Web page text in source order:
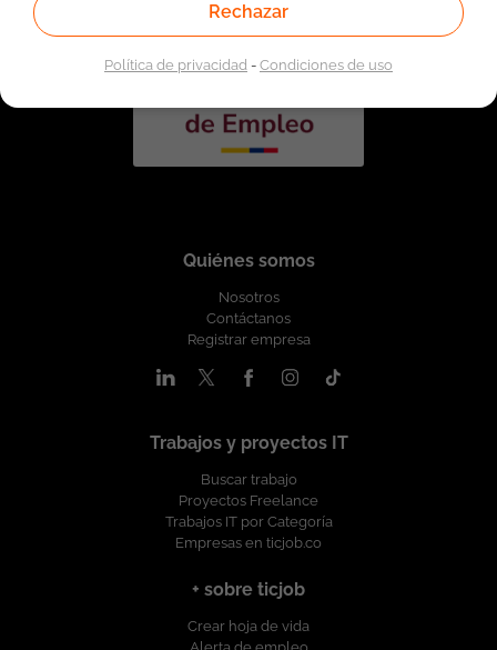
Quiénes somos
Nosotros
Contáctanos
Registrar empresa
Trabajos y proyectos IT
Buscar trabajo
Proyectos Freelance
Trabajos IT por Categoría
Empresas en ticjob.co
+ sobre ticjob
Crear hoja de vida
Rechazar
Política de privacidad-Condiciones de uso